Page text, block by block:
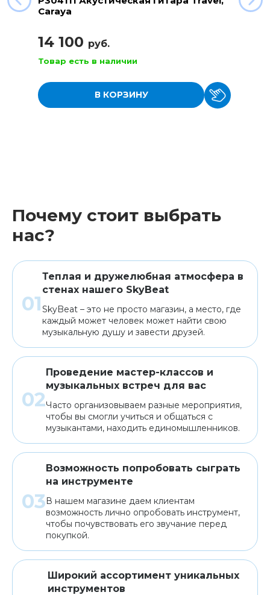
Caraya
14 100 руб.
Товар есть в наличии
В КОРЗИНУ
Почему стоит выбрать
нас?
Теплая и дружелюбная атмосфера в
стенах нашего SkyBeat
SkyBeat – это не просто магазин, а место, где
каждый может человек может найти свою
музыкальную душу и завести друзей.
Проведение мастер-классов и
музыкальных встреч для вас
Часто организовываем разные мероприятия,
чтобы вы смогли учиться и общаться с
музыкантами, находить единомышленников.
Возможность попробовать сыграть
на инструменте
В нашем магазине даем клиентам
возможность лично опробовать инструмент,
чтобы почувствовать его звучание перед
покупкой.
Широкий ассортимент уникальных
инструментов